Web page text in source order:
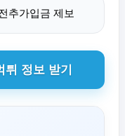
정보 받기